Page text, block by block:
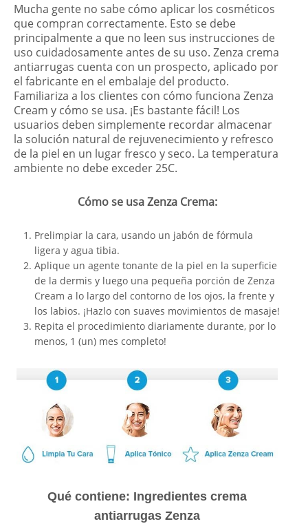
Mucha gente no sabe cómo aplicar los cosméticos
que compran correctamente. Esto se debe
principalmente a que no leen sus instrucciones de
uso cuidadosamente antes de su uso. Zenza crema
antiarrugas cuenta con un prospecto, aplicado por
el fabricante en el embalaje del producto.
Familiariza a los clientes con cómo funciona Zenza
Cream y cómo se usa. ¡Es bastante fácil! Los
usuarios deben simplemente recordar almacenar
la solución natural de rejuvenecimiento y refresco
de la piel en un lugar fresco y seco. La temperatura
ambiente no debe exceder 25C.
Cómo se usa Zenza Crema:
Prelimpiar la cara, usando un jabón de fórmula
ligera y agua tibia.
Aplique un agente tonante de la piel en la superficie
de la dermis y luego una pequeña porción de Zenza
Cream a lo largo del contorno de los ojos, la frente y
los labios. ¡Hazlo con suaves movimientos de masaje!
Repita el procedimiento diariamente durante, por lo
menos, 1 (un) mes completo!
Qué contiene: Ingredientes crema
antiarrugas Zenza